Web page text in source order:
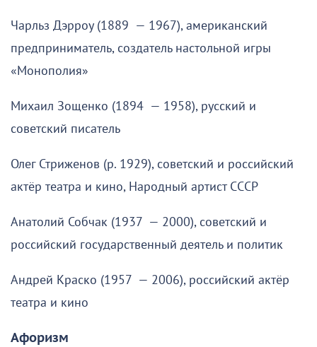
Чарльз Дэрроу (1889 — 1967), американский
предприниматель, создатель настольной игры
«Монополия»
Михаил Зощенко (1894 — 1958), русский и
советский писатель
Олег Стриженов (р. 1929), советский и российский
актёр театра и кино, Народный артист СССР
Анатолий Собчак (1937 — 2000), советский и
российский государственный деятель и политик
Андрей Краско (1957 — 2006), российский актёр
театра и кино
Афоризм